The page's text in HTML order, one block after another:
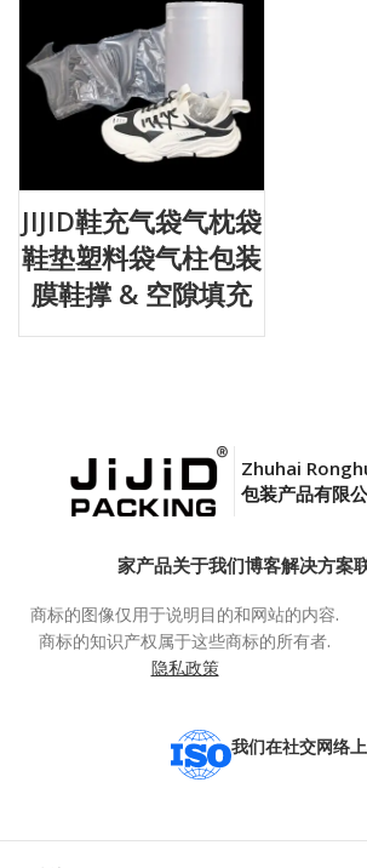
JIJID鞋充气袋气枕袋
鞋垫塑料袋气柱包装
膜鞋撑 & 空隙填充
Zhuhai
包装产品有限
家产品关于我们博客解决方案
商标的图像仅用于说明目的和网站的内容.
商标的知识产权属于这些商标的所有者.
隐私政策
我们在社交网络